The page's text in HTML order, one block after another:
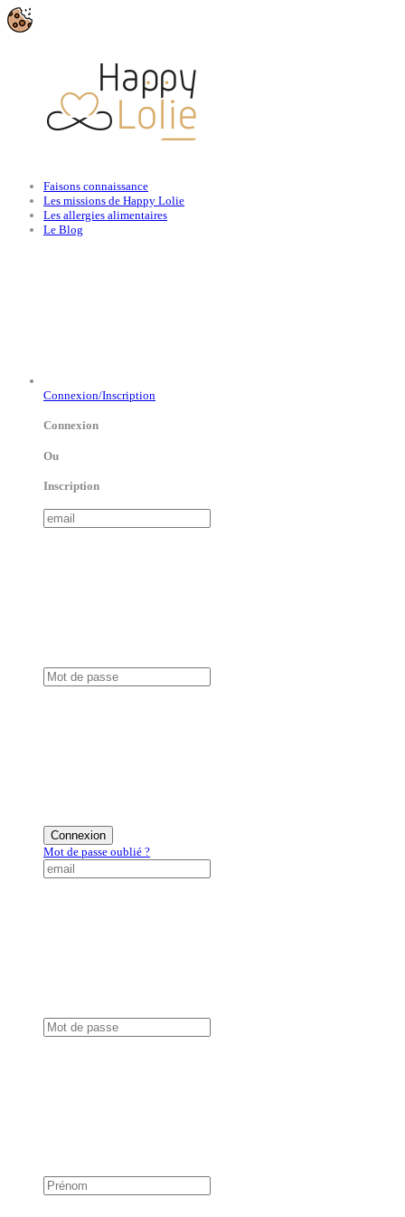
Faisons connaissance
Les missions de Happy Lolie
Les allergies alimentaires
Le Blog
Connexion/Inscription
Connexion
Ou
Inscription
Connexion
Mot de passe oublié ?